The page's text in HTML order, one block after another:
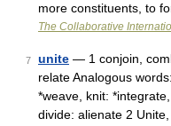
more constituents, to
The Collaborative
7 unite — 1 conjoin,
relate Analogous
*weave, knit:
divide: alienate 2